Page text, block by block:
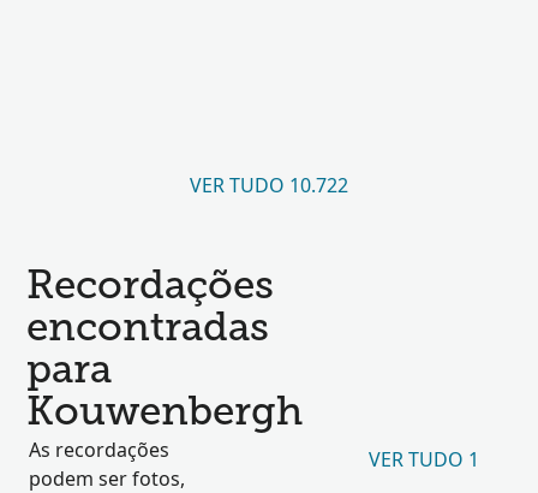
VER TUDO 10.722
Recordações
encontradas
para
Kouwenbergh
As recordações
podem ser fotos,
VER TUDO 1